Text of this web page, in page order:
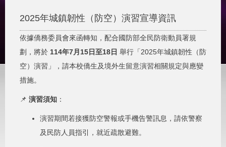
2025年城鎮韌性（防空）演習宣導資訊
依據僑務委員會來函轉知，配合國防部全民防衛動員署規
劃，將於 114年7月15日至18日 舉行「2025年城鎮韌性（防
空）演習」，請本校僑生及境外生留意演習相關規定與應變
措施。
📌 演習須知 ：
演習期間若接獲防空警報或手機告警訊息，請依警察
及民防人員指引，就近疏散避難。